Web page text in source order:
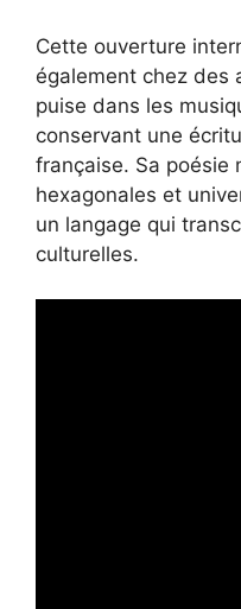
Cette ouverture
également chez des
puise dans les
conservant une
française. Sa poésie
hexagonales et
un langage qui
culturelles.